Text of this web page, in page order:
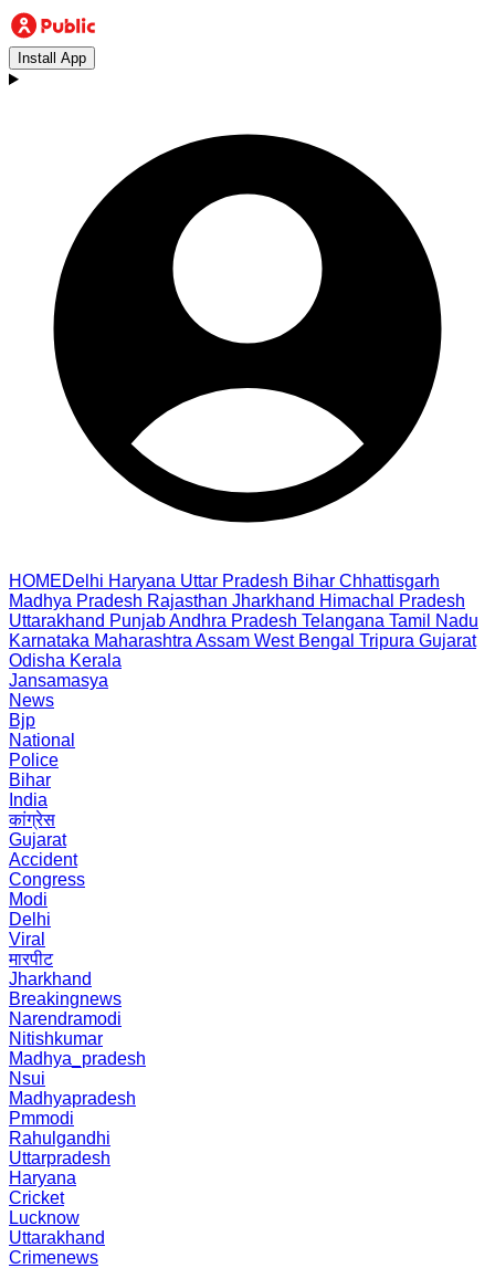
Install App
HOMEDelhi Haryana Uttar Pradesh Bihar Chhattisgarh
Madhya Pradesh Rajasthan Jharkhand Himachal Pradesh
Uttarakhand PunjabAndhra Pradesh Telangana Tamil Nadu
Karnataka Maharashtra Assam West Bengal Tripura Gujarat
Odisha Kerala
Jansamasya
News
Bjp
National
Police
Bihar
India
कांग्रेस
Gujarat
Accident
Congress
Modi
Delhi
Viral
मारपीट
Jharkhand
Breakingnews
Narendramodi
Nitishkumar
Madhya_pradesh
Nsui
Madhyapradesh
Pmmodi
Rahulgandhi
Uttarpradesh
Haryana
Cricket
Lucknow
Uttarakhand
Crimenews